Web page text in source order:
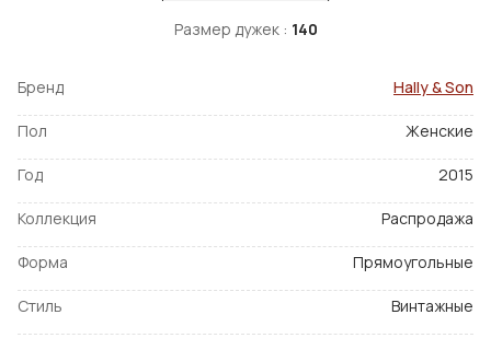
Размер дужек : 140
Бренд Hally & Son
Пол Женские
Год 2015
Коллекция Распродажа
Форма Прямоугольные
Стиль Винтажные